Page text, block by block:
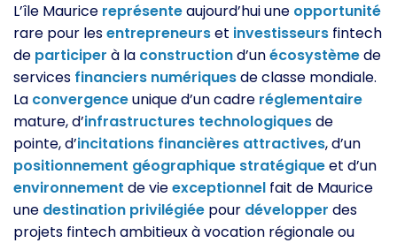
L’île Maurice représenteaujourd’hui une opportunité
rare pour lesentrepreneurset investisseurs fintech
de participer à la constructiond’unécosystèmede
services financiers numériquesde classe mondiale.
La convergenceunique d’un cadre réglementaire
mature, d’infrastructures technologiquesde
pointe, d’incitations financières attractives, d’un
positionnement géographique stratégiqueet d’un
environnement de vieexceptionnel fait de Maurice
une destination privilégiée pour développer des
projets fintech ambitieux à vocation régionale ou